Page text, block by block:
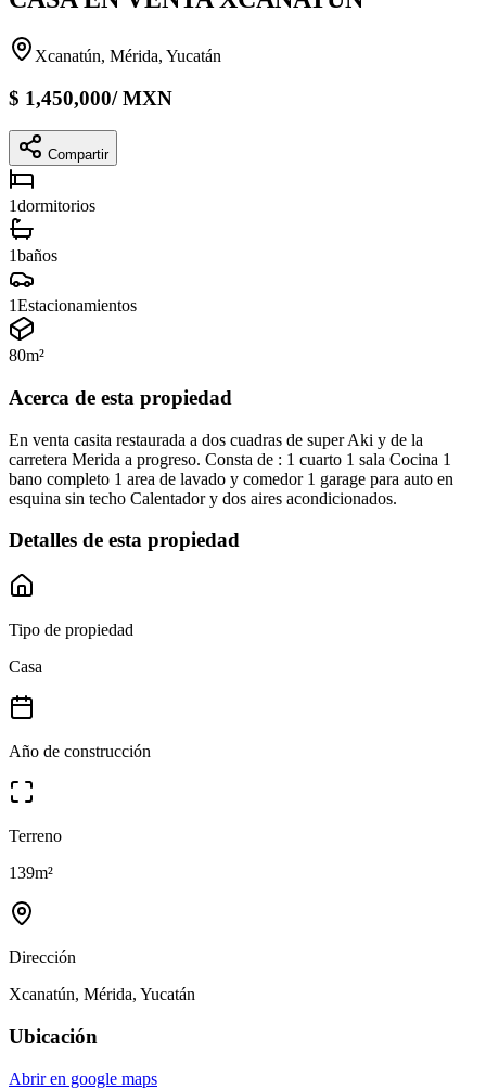
Xcanatún, Mérida, Yucatán
$ 1,450,000/MXN
Compartir
1dormitorios
1baños
1Estacionamientos
80m²
Acerca de esta propiedad
En venta casita restaurada a dos cuadras de super Aki y de la
carretera Merida a progreso. Consta de : 1 cuarto 1 sala Cocina 1
bano completo 1 area de lavado y comedor 1 garage para auto en
esquina sin techo Calentador y dos aires acondicionados.
Detalles de esta propiedad
Tipo de propiedad
Casa
Año de construcción
Terreno
139m²
Dirección
Xcanatún, Mérida, Yucatán
Ubicación
Abrir en google maps